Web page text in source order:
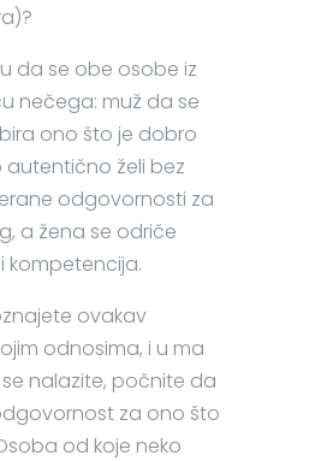
da se obe osobe iz
nečega: muž da se
ono što je dobro
autentično želi bez
odgovornosti za
a žena se odriče
kompetencija.
ovakav
odnosima, i u ma
nalazite, počnite da
za ono što
od koje neko